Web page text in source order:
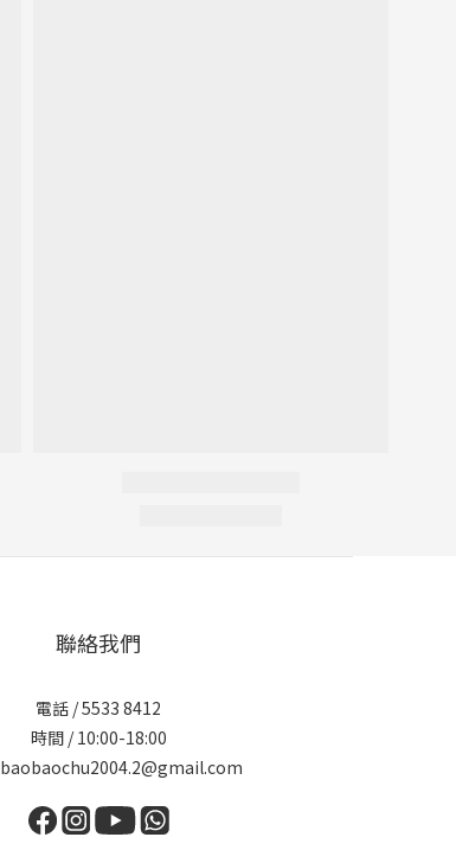
聯絡我們
電話 / 5533 8412
時間 / 10:00-18:00